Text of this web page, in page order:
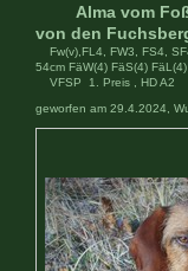
Alma
von den
Fw(v),FL4, FW3,
54cm FäW(4) FäS(4)
VFSP 1.
geworfen am 29.4.2024,